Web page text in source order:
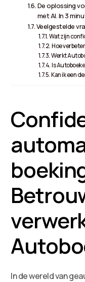
De oplossing
met AI. In 3
Veelgestelde
Wat zijn
Hoe
Werkt
Is
Kan ik een
In de wereld van